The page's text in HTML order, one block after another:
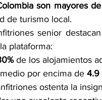
son mayores
de turismo local.
senior
plataforma:
de los alojamientos
por encima de 4.9
ostenta la